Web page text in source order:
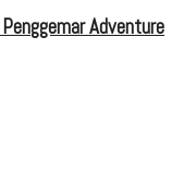
Adventure